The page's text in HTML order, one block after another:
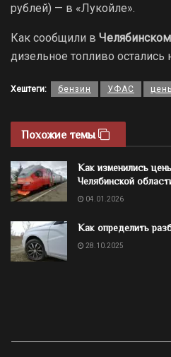
рублей) — в «Лукойле».
Как сообщили в
дизельное топливо
Хештеги: бензин УФАС
Похожие темы
Как изменились
Челябинской
04.01.2026
Как определить
28.10.2025